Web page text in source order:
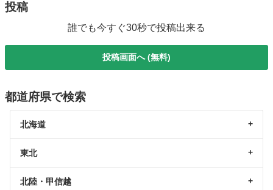
投稿
誰でも今すぐ30秒で投稿出来る
投稿画面へ (無料)
都道府県で検索
北海道
東北
北陸・甲信越